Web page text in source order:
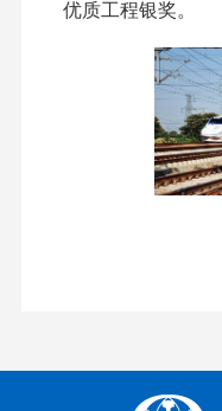
优质工程银奖。